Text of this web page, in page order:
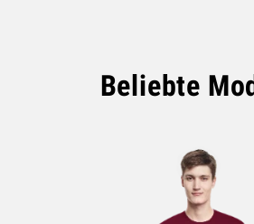
Beliebte